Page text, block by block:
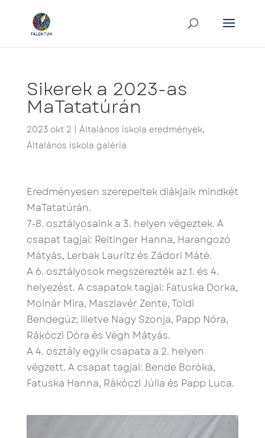
Sikerek a 2023-as
MaTatatúrán
2023 okt 2 Általános iskola eredmények,
Általános iskola galéria
Eredményesen szerepeltek diákjaik mindkét
MaTatatúrán.
7-8. osztályosaink a 3. helyen végeztek. A
csapat tagjai: Reitinger Hanna, Harangozó
Mátyás, Lerbak Lauritz és Zádori Máté.
A 6. osztályosok megszerezték az 1. és 4.
helyezést. A csapatok tagjai: Fatuska Dorka,
Molnár Mira, Maszlavér Zente, Toldi
Bendegúz; illetve Nagy Szonja, Papp Nóra,
Rákóczi Dóra és Végh Mátyás.
A 4. osztály egyik csapata a 2. helyen
végzett. A csapat tagjai: Bende Boróka,
Fatuska Hanna, Rákóczi Júlia és Papp Luca.